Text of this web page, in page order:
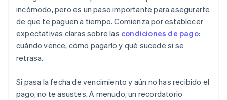
incómodo, pero es un paso importante para asegurarte
de que te paguen a tiempo. Comienza por establecer
expectativas claras sobre las condiciones de pago:
cuándo vence, cómo pagarlo y qué sucede si se
retrasa.
Si pasa la fecha de vencimiento y aún no has recibido el
pago, no te asustes. A menudo, un recordatorio